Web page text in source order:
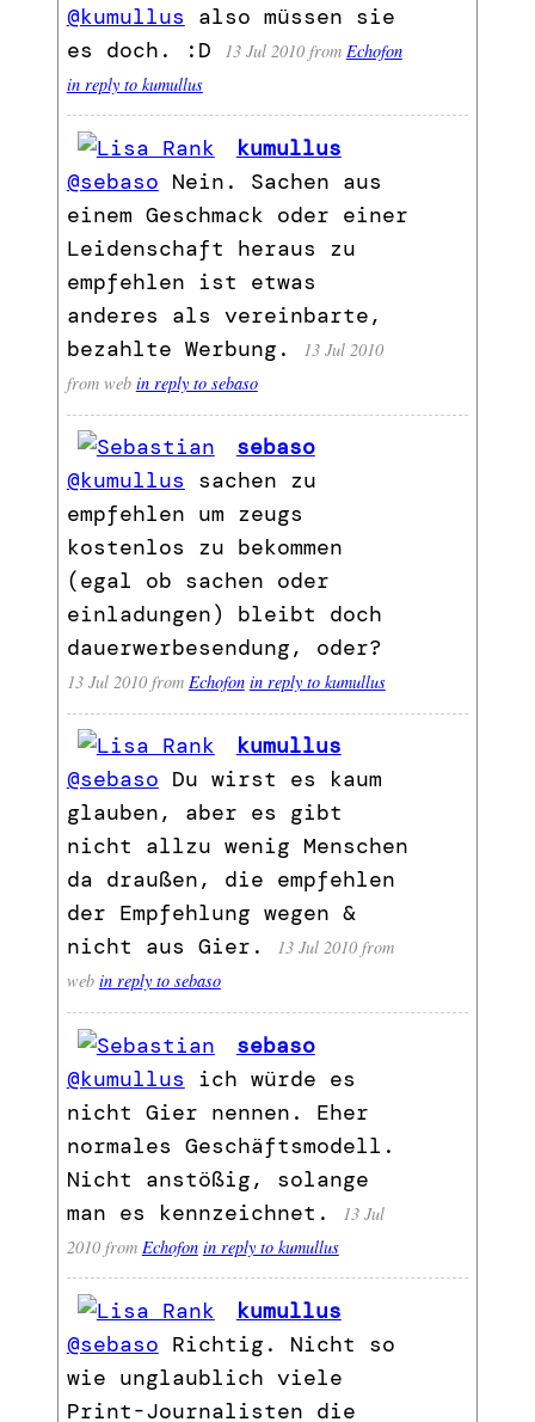
@kumullus also müssen sie
es doch. :D
13 Jul 2010 from Echofon
in reply to kumullus
kumullus
@sebaso Nein. Sachen aus
einem Geschmack oder einer
Leidenschaft heraus zu
empfehlen ist etwas
anderes als vereinbarte,
bezahlte Werbung.
13 Jul 2010
from web in reply to sebaso
sebaso
@kumullus sachen zu
empfehlen um zeugs
kostenlos zu bekommen
(egal ob sachen oder
einladungen) bleibt doch
dauerwerbesendung, oder?
13 Jul 2010 from Echofon in reply to kumullus
kumullus
@sebaso Du wirst es kaum
glauben, aber es gibt
nicht allzu wenig Menschen
da draußen, die empfehlen
der Empfehlung wegen &
nicht aus Gier.
13 Jul 2010 from
web in reply to sebaso
sebaso
@kumullus ich würde es
nicht Gier nennen. Eher
normales Geschäftsmodell.
Nicht anstößig, solange
man es kennzeichnet.
13 Jul
2010 from Echofon in reply to kumullus
kumullus
@sebaso Richtig. Nicht so
wie unglaublich viele
Print-Journalisten die